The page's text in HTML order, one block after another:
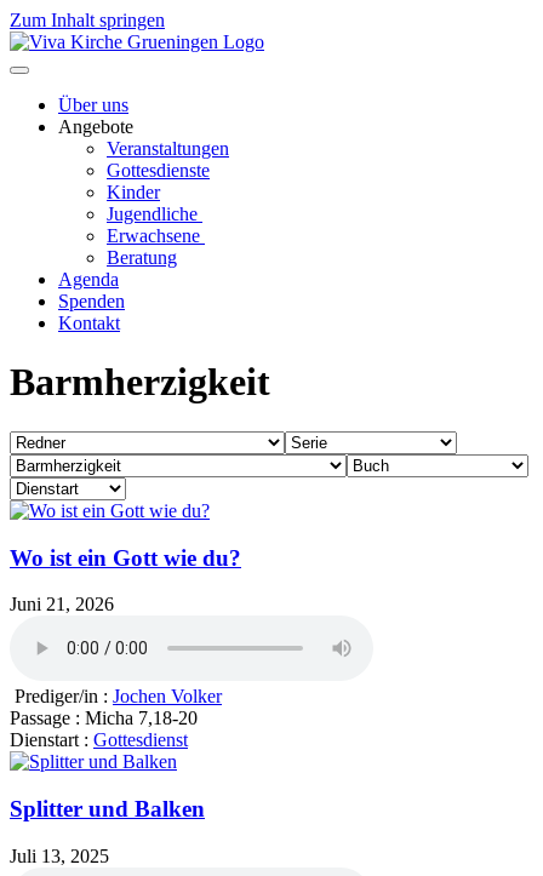
Zum Inhalt springen
Über uns
Angebote
Veranstaltungen
Gottesdienste
Kinder
Jugendliche
Erwachsene
Beratung
Agenda
Spenden
Kontakt
Barmherzigkeit
Wo ist ein Gott wie du?
Juni 21, 2026
Prediger/in : Jochen Volker
Passage : Micha 7,18-20
Dienstart : Gottesdienst
Splitter und Balken
Juli 13, 2025